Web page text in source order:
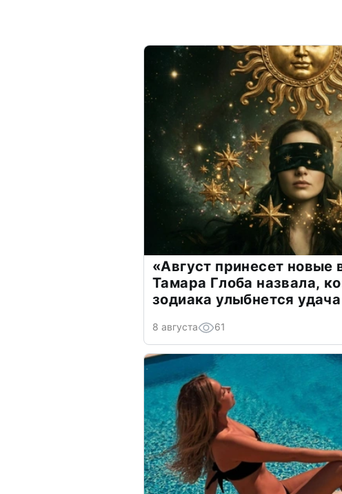
«Август принесет новые
Тамара Глоба назвала,
зодиака улыбнется удача
8 августа 61